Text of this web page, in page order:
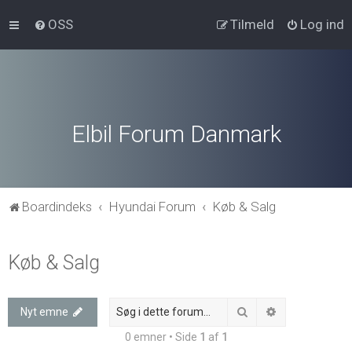
OSS Log ind
Tilmeld
Elbil Forum Danmark
Boardindeks Hyundai Forum Køb & Salg
Køb & Salg
Nyt emne Søg
0 emner • Side 1 af 1